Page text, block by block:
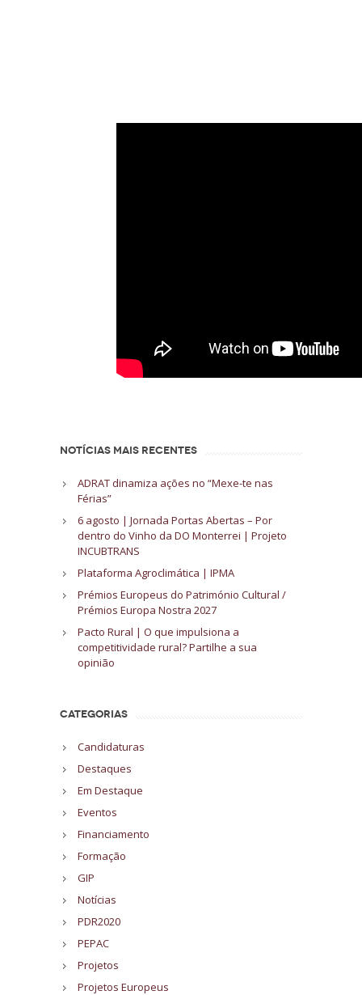
NOTÍCIAS MAIS RECENTES
ADRAT dinamiza ações no “Mexe-te nas
Férias”
6 agosto | Jornada Portas Abertas – Por
dentro do Vinho da DO Monterrei | Projeto
INCUBTRANS
Plataforma Agroclimática | IPMA
Prémios Europeus do Património Cultural /
Prémios Europa Nostra 2027
Pacto Rural | O que impulsiona a
competitividade rural? Partilhe a sua
opinião
CATEGORIAS
Candidaturas
Destaques
Em Destaque
Eventos
Financiamento
Formação
GIP
Notícias
PDR2020
PEPAC
Projetos
Projetos Europeus